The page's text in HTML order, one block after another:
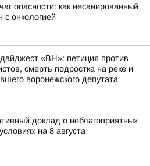
опасности: как несанированный
с онкологией
«ВН»: петиция против
смерть подростка на реке и
воронежского депутата
доклад о неблагоприятных
на 8 августа